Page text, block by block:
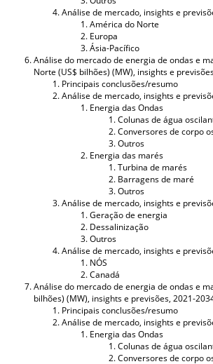
Análise de mercado, insights e
América do Norte
Europa
Ásia-Pacífico
Análise do mercado de energia de ondas e
Norte (US$ bilhões) (MW), insights e
Principais conclusões/resumo
Análise de mercado, insights e
Energia das Ondas
Colunas de água
Conversores de corpo
Outros
Energia das marés
Turbina de marés
Barragens de maré
Outros
Análise de mercado, insights e
Geração de energia
Dessalinização
Outros
Análise de mercado, insights e
NÓS
Canadá
Análise do mercado de energia de ondas e
bilhões) (MW), insights e previsões, 2021-
Principais conclusões/resumo
Análise de mercado, insights e
Energia das Ondas
Colunas de água
Conversores de corpo